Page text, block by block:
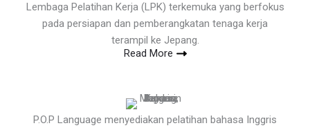
Lembaga Pelatihan Kerja (LPK) terkemuka yang berfokus
pada persiapan dan pemberangkatan tenaga kerja
terampil ke Jepang.
Read More
P.O.P Language menyediakan pelatihan bahasa Inggris